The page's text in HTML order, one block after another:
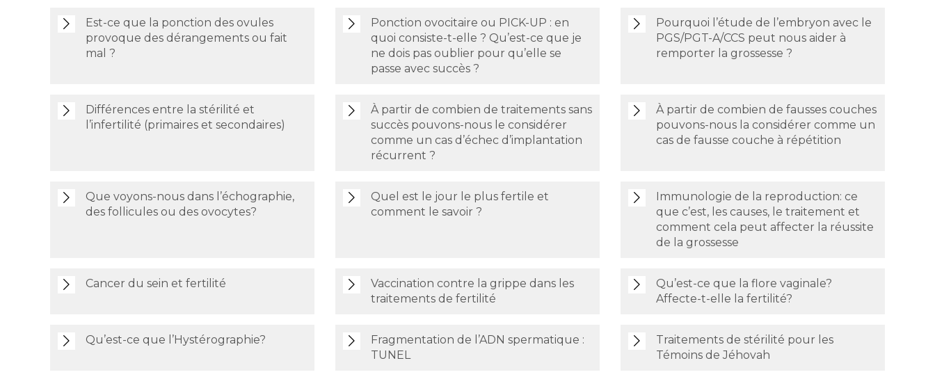
Est-ce que la ponction des ovules
provoque des dérangements ou fait
mal ?
Ponction ovocitaire ou PICK-UP : en
quoi consiste-t-elle ? Qu’est-ce que je
ne dois pas oublier pour qu’elle se
passe avec succès ?
Pourquoi l’étude de l’embryon avec le
PGS/PGT-A/CCS peut nous aider à
remporter la grossesse ?
Différences entre la stérilité et
l’infertilité (primaires et secondaires)
À partir de combien de traitements sans
succès pouvons-nous le considérer
comme un cas d’échec d’implantation
récurrent ?
À partir de combien de fausses couches
pouvons-nous la considérer comme un
cas de fausse couche à répétition
Que voyons-nous dans l’échographie,
des follicules ou des ovocytes?
Quel est le jour le plus fertile et
comment le savoir ?
Immunologie de la reproduction: ce
que c’est, les causes, le traitement et
comment cela peut affecter la réussite
de la grossesse
Cancer du sein et fertilité
Vaccination contre la grippe dans les
traitements de fertilité
Qu’est-ce que la flore vaginale?
Affecte-t-elle la fertilité?
Qu’est-ce que l’Hystérographie?
Fragmentation de l’ADN spermatique :
TUNEL
Traitements de stérilité pour les
Témoins de Jéhovah